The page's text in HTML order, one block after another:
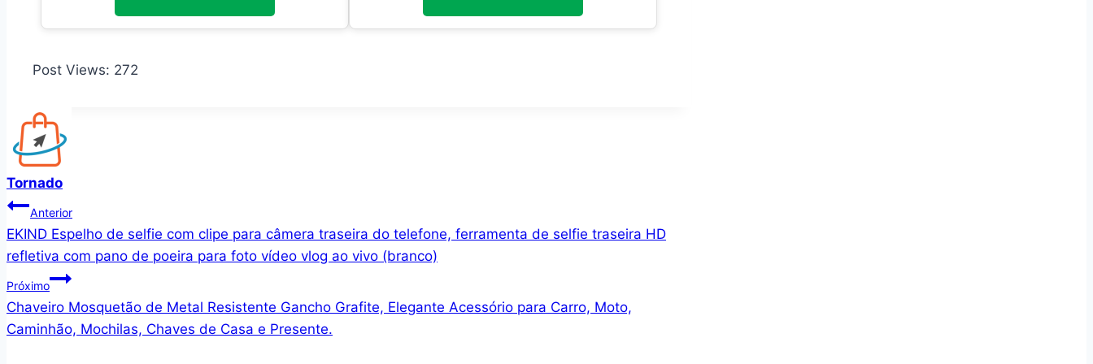
Post Views: 272
Tornado
Navegação
de
Post
Anterior
EKIND Espelho de selfie com clipe para câmera traseira do telefone, ferramenta de selfie traseira HD
refletiva com pano de poeira para foto vídeo vlog ao vivo (branco)
Próximo
Chaveiro Mosquetão de Metal Resistente Gancho Grafite, Elegante Acessório para Carro, Moto,
Caminhão, Mochilas, Chaves de Casa e Presente.